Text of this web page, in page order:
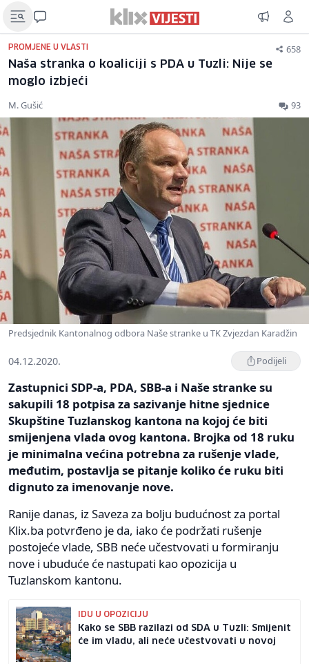
PROMJENE U VLASTI 658
Naša stranka o koaliciji s PDA u Tuzli: Nije se
moglo izbjeći
M. Gušić 93
Predsjednik Kantonalnog odbora Naše stranke u TK Zvjezdan Karadžin
04.12.2020. Podijeli
Zastupnici SDP-a, PDA, SBB-a i Naše stranke su
sakupili 18 potpisa za sazivanje hitne sjednice
Skupštine Tuzlanskog kantona na kojoj će biti
smijenjena vlada ovog kantona. Brojka od 18 ruku
je minimalna većina potrebna za rušenje vlade,
međutim, postavlja se pitanje koliko će ruku biti
dignuto za imenovanje nove.
Ranije danas, iz Saveza za bolju budućnost za portal
Klix.ba potvrđeno je da, iako će podržati rušenje
postojeće vlade, SBB neće učestvovati u formiranju
nove i ubuduće će nastupati kao opozicija u
Tuzlanskom kantonu.
IDU U OPOZICIJU
Kako se SBB razilazi od SDA u Tuzli: Smijenit
će im vladu, ali neće učestvovati u novoj